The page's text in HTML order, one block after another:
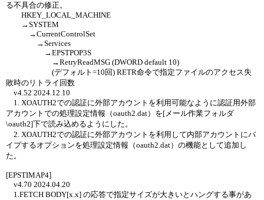
る不具合の修正。
HKEY_LOCAL_MACHINE
→SYSTEM
→CurrentControlSet
→Services
→EPSTPOP3S
→RetryReadMSG (DWORD default 10)
(デフォルト=10回) RETR命令で指定ファイルのアクセス失
敗時のリトライ回数
v4.52 2024.12.10
1. XOAUTH2での認証に外部アカウントを利用可能なように認証用外部
アカウントでの処理設定情報（oauth2.dat）を[メール作業フォルダ
\oauth2]下で読み込めるようにした。
2. XOAUTH2での認証に外部アカウントを利用して内部アカウントにパ
イプするオプションを処理設定情報（oauth2.dat）の機能として追加し
た。
[EPSTIMAP4]
v4.70 2024.04.20
1.FETCH BODY[x.x] の応答で指定サイズが大きいとハングする事があ